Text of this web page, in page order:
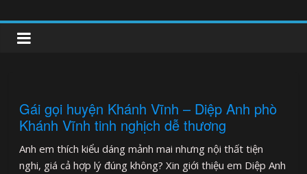
to
content
clipnonglive.com
Gái gọi huyện Khánh Vĩnh – Diệp Anh phò
Khánh Vĩnh tinh nghịch dễ thương
Anh em thích kiểu dáng mảnh mai nhưng nội thất tiện
nghi, giá cả hợp lý đúng không? Xin giới thiệu em Diệp Anh